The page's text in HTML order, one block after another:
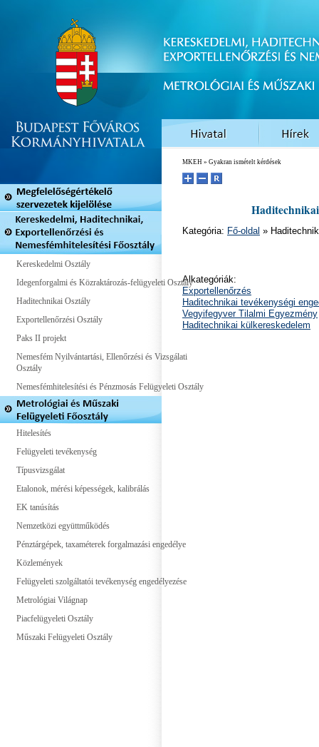
Kereskedelmi Osztály
Idegenforgalmi és Közraktározás-felügyeleti Osztály
Haditechnikai Osztály
Exportellenőrzési Osztály
Paks II projekt
Nemesfém Nyilvántartási, Ellenőrzési és Vizsgálati
Osztály
Nemesfémhitelesítési és Pénzmosás Felügyeleti Osztály
Hitelesítés
Felügyeleti tevékenység
Típusvizsgálat
Etalonok, mérési képességek, kalibrálás
EK tanúsítás
Nemzetközi együttműködés
Pénztárgépek, taxaméterek forgalmazási engedélye
Közlemények
Felügyeleti szolgáltatói tevékenység engedélyezése
Metrológiai Világnap
Piacfelügyeleti Osztály
Műszaki Felügyeleti Osztály
MKEH » Gyakran ismételt kérdések
Kategória: Fő-oldal »
Alkategóriák:
Exportellenőrzés
Haditechnikai tevékenységi
Vegyifegyver Tilalmi Egyezmény
Haditechnikai külkereskedelem